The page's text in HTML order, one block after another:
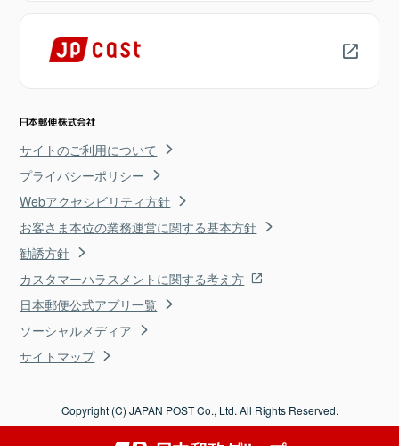
サイトのご利用について
プライバシーポリシー
Webアクセシビリティ方針
お客さま本位の業務運営に関する基本方針
勧誘方針
カスタマーハラスメントに関する考え方
日本郵便公式アプリ一覧
ソーシャルメディア
サイトマップ
Copyright (C) JAPAN POST Co., Ltd. All Rights Reserved.